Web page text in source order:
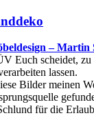
– Martin
Euch scheidet, zu
lassen.
Bilder meinen
für die